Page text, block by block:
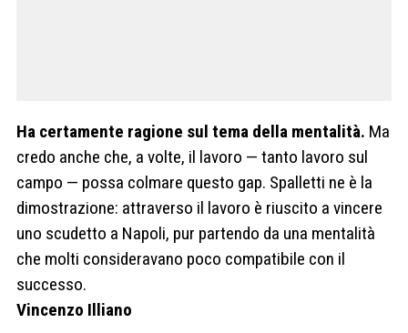
Ha certamente ragione sul tema della mentalità. Ma
credo anche che, a volte, il lavoro — tanto lavoro sul
campo — possa colmare questo gap. Spalletti ne è la
dimostrazione: attraverso il lavoro è riuscito a vincere
uno scudetto a Napoli, pur partendo da una mentalità
che molti consideravano poco compatibile con il
successo.
Vincenzo Illiano